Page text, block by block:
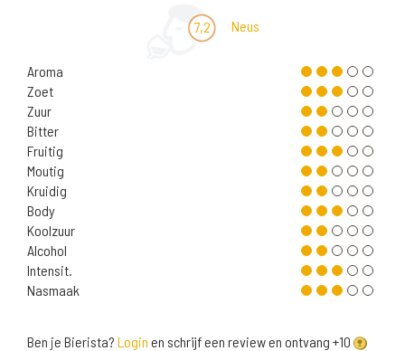
7,2 Neus
Aroma
Zoet
Zuur
Bitter
Fruitig
Moutig
Kruidig
Body
Koolzuur
Alcohol
Intensit.
Nasmaak
Ben je Bierista? Login en schrijf een review en ontvang +10